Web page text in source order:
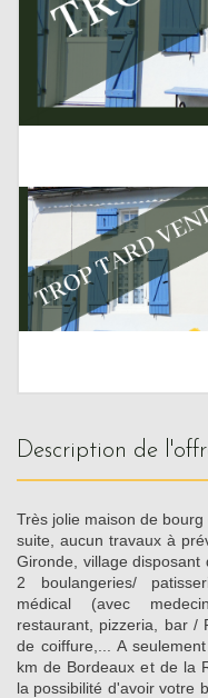
description de
Très jolie maison de
suite, aucun travaux à
Gironde, village
2 boulangeries/
médical (avec
restaurant, pizzeria, bar /
de coiffure,... A
km de Bordeaux et de la
la possibilité d'avoir votre